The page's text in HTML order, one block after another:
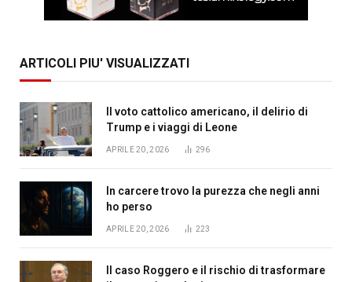
ARTICOLI PIU' VISUALIZZATI
Il voto cattolico americano, il delirio di
Trump e i viaggi di Leone
APRILE 20, 2026 296
In carcere trovo la purezza che negli anni
ho perso
APRILE 20, 2026 223
Il caso Roggero e il rischio di trasformare